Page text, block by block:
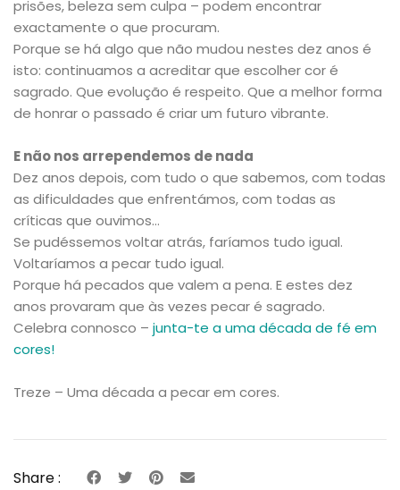
prisões, beleza sem culpa – podem encontrar
exactamente o que procuram.
Porque se há algo que não mudou nestes dez anos é
isto: continuamos a acreditar que escolher cor é
sagrado. Que evolução é respeito. Que a melhor forma
de honrar o passado é criar um futuro vibrante.
E não nos arrependemos de nada
Dez anos depois, com tudo o que sabemos, com todas
as dificuldades que enfrentámos, com todas as
críticas que ouvimos…
Se pudéssemos voltar atrás, faríamos tudo igual.
Voltaríamos a pecar tudo igual.
Porque há pecados que valem a pena. E estes dez
anos provaram que às vezes pecar é sagrado.
Celebra connosco – junta-te a uma década de fé em
cores!
Treze – Uma década a pecar em cores.
Share :